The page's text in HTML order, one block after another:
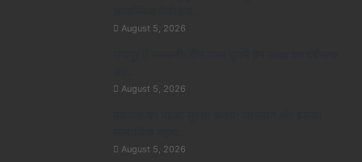
August 5, 2026
August 5, 2026
August 5, 2026